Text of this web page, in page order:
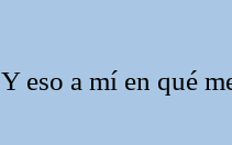
Y eso a mí en qué